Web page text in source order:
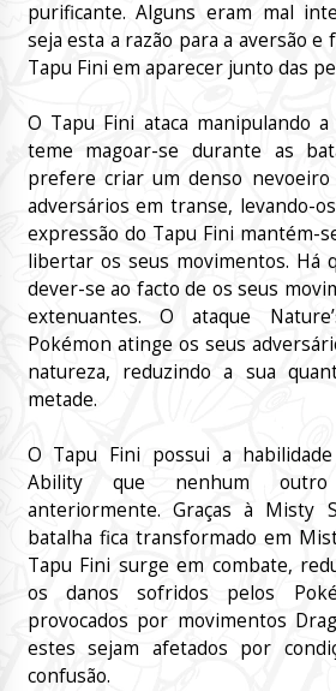
purificante. Alguns eram mal
seja esta a razão para a aversão
Tapu Fini em aparecer junto das
O Tapu Fini ataca manipulando
teme magoar-se durante as
prefere criar um denso nevoeiro
adversários em transe, levando-
expressão do Tapu Fini mantém-
libertar os seus movimentos. Há
dever-se ao facto de os seus
extenuantes. O ataque
Pokémon atinge os seus
natureza, reduzindo a sua
metade.
O Tapu Fini possui a
Ability que nenhum
anteriormente. Graças à Misty
batalha fica transformado em
Tapu Fini surge em combate,
os danos sofridos pelos
provocados por movimentos
estes sejam afetados por
confusão.